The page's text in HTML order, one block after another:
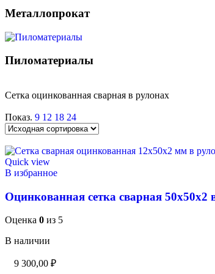
Металлопрокат
Пиломатериалы
Сетка оцинкованная сварная в рулонах
Показ. 9 12 18 24
Quick view
В избранное
Оцинкованная сетка сварная 50х50х2
Оценка 0 из 5
В наличии
9 300,00 ₽